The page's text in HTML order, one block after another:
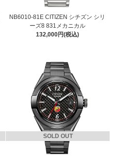
NB6010-81E CITIZEN シチズン シリ
ーズ8 831メカニカル
132,000円(税込)
SOLD OUT